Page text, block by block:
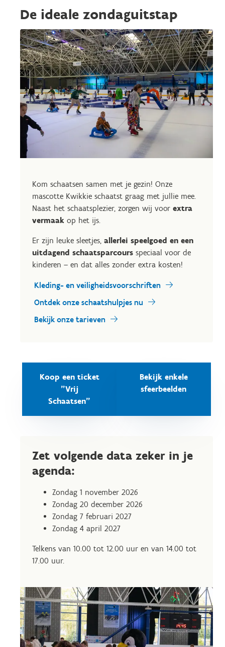
De ideale zondaguitstap
Kom schaatsen samen met je gezin! Onze
mascotte Kwikkie schaatst graag met jullie mee.
Naast het schaatsplezier, zorgen wij voor extra
vermaak op het ijs.
Er zijn leuke sleetjes, allerlei speelgoed en een
uitdagend schaatsparcours speciaal voor de
kinderen – en dat alles zonder extra kosten!
Kleding- en veiligheidsvoorschriften
Ontdek onze schaatshulpjes nu
Bekijk onze tarieven
Koop een ticket
"Vrij
Schaatsen"
Bekijk enkele
sfeerbeelden
Zet volgende data zeker in je
agenda:
Zondag 1 november 2026
Zondag 20 december 2026
Zondag 7 februari 2027
Zondag 4 april 2027
Telkens van 10.00 tot 12.00 uur en van 14.00 tot
17.00 uur.